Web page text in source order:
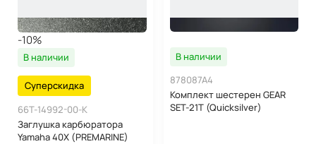
-10%
В наличии
Суперскидка
66T-14992-00-K
Заглушка карбюратора
Yamaha 40X (PREMARINE)
В наличии
878087A4
Комплект шестерен GEAR
SET-21T (Quicksilver)